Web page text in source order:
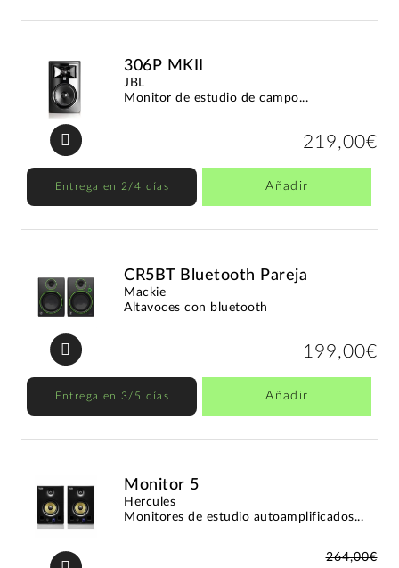
306P MKII
JBL
Monitor de estudio de campo...
219,00€
Entrega en 2/4 días Añadir
CR5BT Bluetooth Pareja
Mackie
Altavoces con bluetooth
199,00€
Entrega en 3/5 días Añadir
Monitor 5
Hercules
Monitores de estudio autoamplificados...
264,00€